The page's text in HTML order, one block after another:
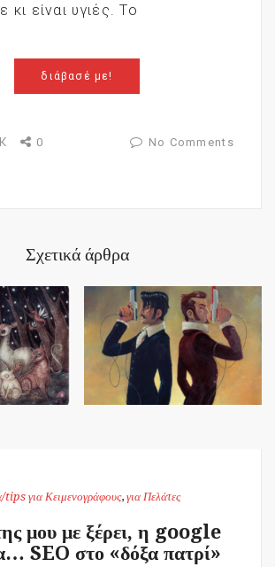
κι είναι υγιές. Το
διάβασέ με!
0 No Comments
Σχετικά άρθρα
tips για Κειμενογράφους, για Πελάτες
μου με ξέρει, η google
SEO στο «δόξα πατρί»